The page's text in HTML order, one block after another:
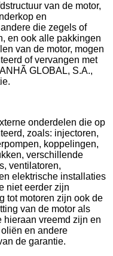
van de motor,
en
die zegels of
en ook alle pakkingen
van de motor, mogen
of vervangen met
GLOBAL, S.A.,
onderdelen die op
zoals: injectoren,
koppelingen,
verschillende
ventilatoren,
elektrische installaties
niet eerder zijn
tot motoren zijn ook de
van de motor als
hieraan vreemd zijn en
en andere
de garantie.